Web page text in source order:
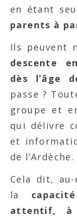
en étant
parents à
Ils peuvent
descente
dès l’âge
passe ?
groupe et
qui délivre
et
de l’Ardèche.
Cela dit, au-
la
attentif, à